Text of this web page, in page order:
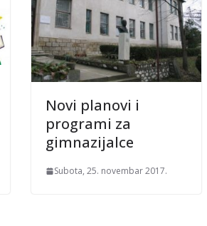
Novi planovi i
programi za
gimnazijalce
Subota, 25. novembar 2017.